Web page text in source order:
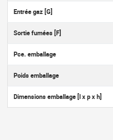
Entrée gaz [G]
Sortie fumées [F]
Pce. emballage
Poids emballage
Dimensions emballage [l x p x h]